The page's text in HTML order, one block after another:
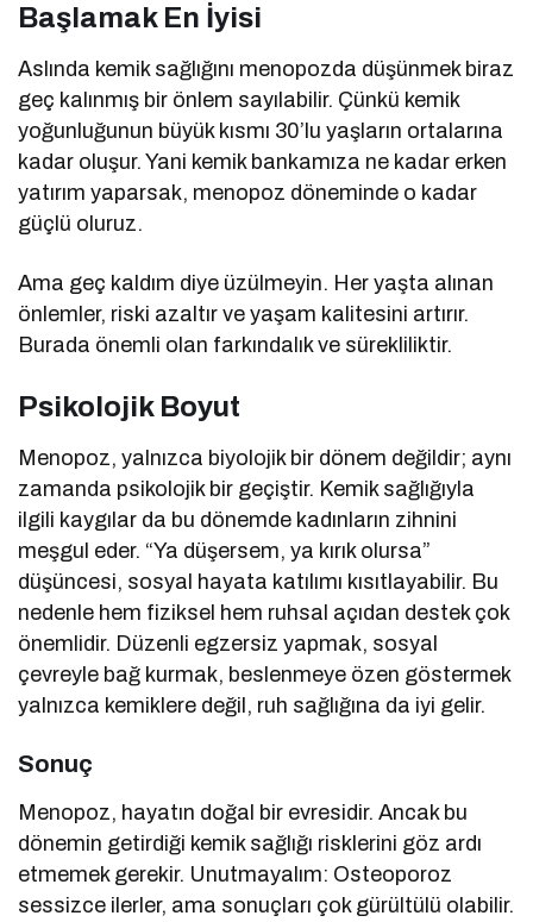
Başlamak En İyisi
Aslında kemik sağlığını menopozda düşünmek biraz
geç kalınmış bir önlem sayılabilir. Çünkü kemik
yoğunluğunun büyük kısmı 30’lu yaşların ortalarına
kadar oluşur. Yani kemik bankamıza ne kadar erken
yatırım yaparsak, menopoz döneminde o kadar
güçlü oluruz.
Ama geç kaldım diye üzülmeyin. Her yaşta alınan
önlemler, riski azaltır ve yaşam kalitesini artırır.
Burada önemli olan farkındalık ve sürekliliktir.
Psikolojik Boyut
Menopoz, yalnızca biyolojik bir dönem değildir; aynı
zamanda psikolojik bir geçiştir. Kemik sağlığıyla
ilgili kaygılar da bu dönemde kadınların zihnini
meşgul eder. “Ya düşersem, ya kırık olursa”
düşüncesi, sosyal hayata katılımı kısıtlayabilir. Bu
nedenle hem fiziksel hem ruhsal açıdan destek çok
önemlidir. Düzenli egzersiz yapmak, sosyal
çevreyle bağ kurmak, beslenmeye özen göstermek
yalnızca kemiklere değil, ruh sağlığına da iyi gelir.
Sonuç
Menopoz, hayatın doğal bir evresidir. Ancak bu
dönemin getirdiği kemik sağlığı risklerini göz ardı
etmemek gerekir. Unutmayalım: Osteoporoz
sessizce ilerler, ama sonuçları çok gürültülü olabilir.